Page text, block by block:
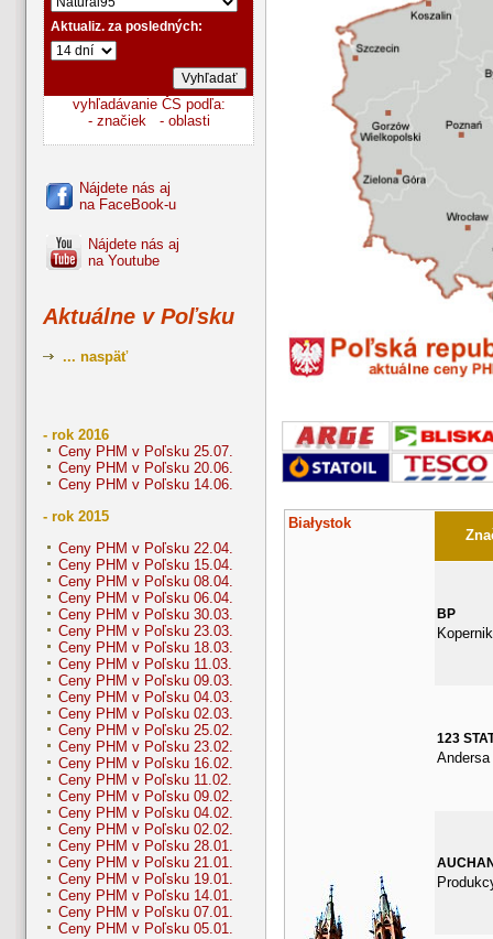
Aktualiz. za posledných:
vyhľadávanie ČS podľa:
- značiek
- oblasti
Nájdete nás aj
na FaceBook-u
Nájdete nás aj
na Youtube
Aktuálne v Poľsku
... naspäť
- rok 2016
Ceny PHM v Poľsku 25.07.
Ceny PHM v Poľsku 20.06.
Ceny PHM v Poľsku 14.06.
- rok 2015
Ceny PHM v Poľsku 22.04.
Ceny PHM v Poľsku 15.04.
Ceny PHM v Poľsku 08.04.
Ceny PHM v Poľsku 06.04.
Ceny PHM v Poľsku 30.03.
Ceny PHM v Poľsku 23.03.
Ceny PHM v Poľsku 18.03.
Ceny PHM v Poľsku 11.03.
Ceny PHM v Poľsku 09.03.
Ceny PHM v Poľsku 04.03.
Ceny PHM v Poľsku 02.03.
Ceny PHM v Poľsku 25.02.
Ceny PHM v Poľsku 23.02.
Ceny PHM v Poľsku 16.02.
Ceny PHM v Poľsku 11.02.
Ceny PHM v Poľsku 09.02.
Ceny PHM v Poľsku 04.02.
Ceny PHM v Poľsku 02.02.
Ceny PHM v Poľsku 28.01.
Ceny PHM v Poľsku 21.01.
Ceny PHM v Poľsku 19.01.
Ceny PHM v Poľsku 14.01.
Ceny PHM v Poľsku 07.01.
Ceny PHM v Poľsku 05.01.
Białystok
BP
123
Andersa